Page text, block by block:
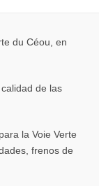
du Céou, en
de las
la Voie Verte
frenos de